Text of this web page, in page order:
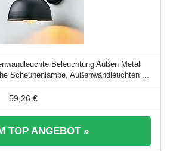
Beleuchtung Außen Metall
Scheunenlampe, Außenwandleuchten ...
59,26 €
TOP ANGEBOT »